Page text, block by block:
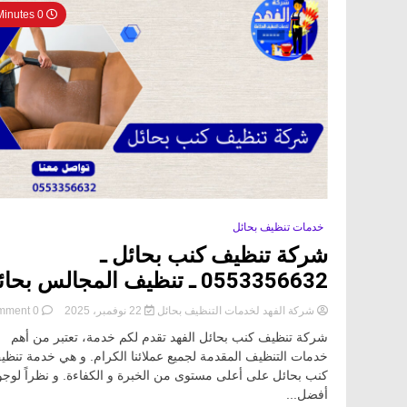
خدمات تنظيف بحائل
شركة تنظيف كنب بحائل ـ
0553356632 ـ تنظيف المجالس بحائل
شركة الفهد لخدمات التنظيف بحائل
0 Comment
شركة
تنظيف
كنب
بحائل
شركة تنظيف كنب بحائل الفهد تقدم لكم خدمة، تعتبر من أهم
خدمات التنظيف المقدمة لجميع عملائنا الكرام. و هي خدمة
كنب بحائل على أعلى مستوى من الخبرة و الكفاءة. و نظراً
أفضل...